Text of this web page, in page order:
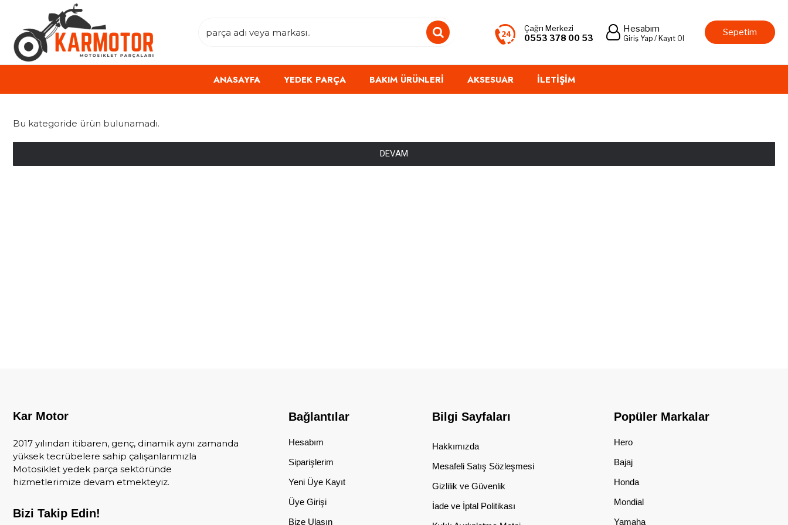
Çağrı Merkezi
0553 378 00 53
Hesabım
Giriş Yap / Kayıt Ol
Sepetim
ANASAYFA YEDEK PARÇA BAKIM ÜRÜNLERI AKSESUAR İLETIŞIM
Bu kategoride ürün bulunamadı.
DEVAM
Kar Motor
2017 yılından itibaren, genç, dinamik aynı zamanda
yüksek tecrübelere sahip çalışanlarımızla
Motosiklet yedek parça sektöründe
hizmetlerimize devam etmekteyiz.
Bizi Takip Edin!
Bağlantılar
Hesabım
Siparişlerim
Yeni Üye Kayıt
Üye Girişi
Bize Ulaşın
Bilgi Sayfaları
Hakkımızda
Mesafeli Satış Sözleşmesi
Gizlilik ve Güvenlik
İade ve İptal Politikası
Popüler Markalar
Hero
Bajaj
Honda
Mondial
Yamaha